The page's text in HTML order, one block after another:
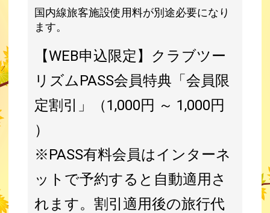
国内線旅客施設使用料が別途必要になり
ます。
【WEB申込限定】クラブツー
リズムPASS会員特典「会員限
定割引」（1,000円 ～ 1,000円
）
※PASS有料会員はインターネ
ットで予約すると自動適用さ
れます。割引適用後の旅行代